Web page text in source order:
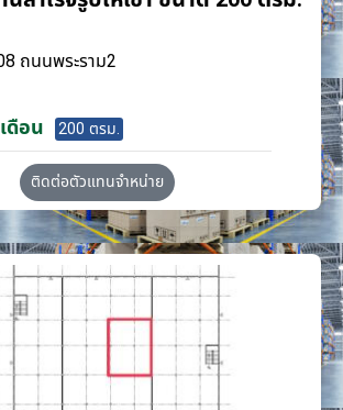
ถนนพระราม2
ดือน 200 ตรม.
ติดต่อตัวแทนจำหน่าย